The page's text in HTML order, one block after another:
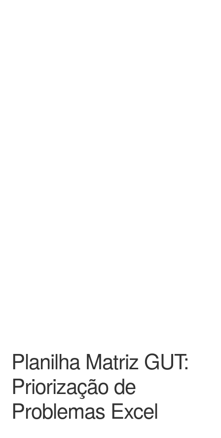
Planilha Matriz GUT:
Priorização de
Problemas Excel